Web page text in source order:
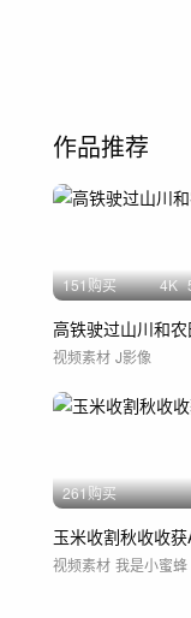
作品推荐
151购买 4K
高铁驶过山川和农
视频素材 J影像
261购买
玉米收割秋收收获
视频素材 我是小蜜蜂